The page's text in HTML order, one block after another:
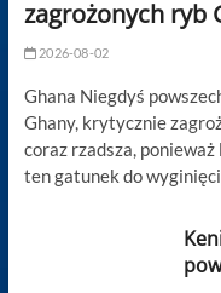
zagrożonych ryb
2026-08-02
Ghana Niegdyś
Ghany, krytycznie
coraz rzadsza,
ten gatunek do